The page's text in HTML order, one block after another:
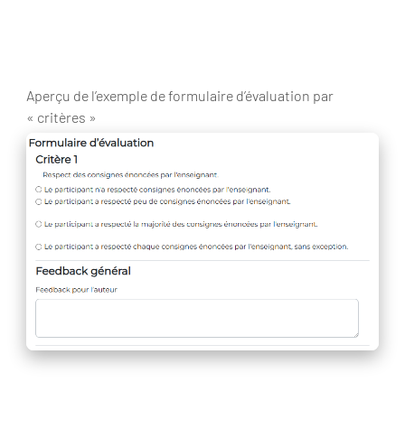
Aperçu de l’exemple de formulaire d’évaluation par
« critères »